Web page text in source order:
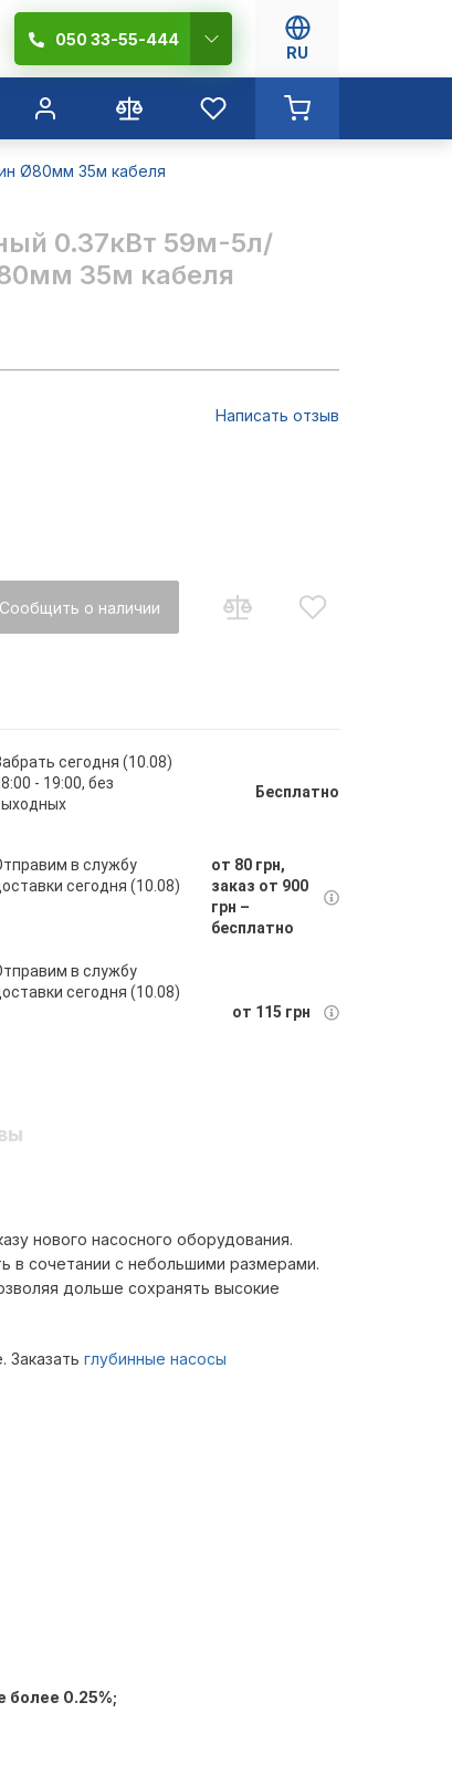
050 33-55-444
RU
Ø80мм 35м кабеля
0.37кВт 59м-5л/
35м кабеля
Написать отзыв
Сообщить о наличии
сегодня (10.08)
- 19:00, без
Бесплатно
в службу
сегодня (10.08)
от 80 грн,
заказ от 900
грн –
бесплатно
в службу
сегодня (10.08)
от 115 грн
нового насосного оборудования.
в сочетании с небольшими размерами.
дольше сохранять высокие
Заказать глубинные насосы
более 0.25%;